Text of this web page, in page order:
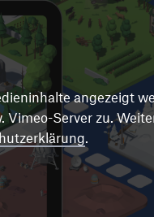
angezeigt
Vimeo-Server zu.
.